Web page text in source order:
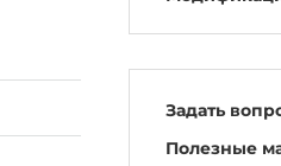
Задать
Полезные